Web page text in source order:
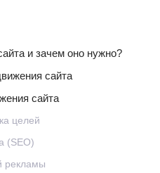
и зачем оно нужно?
сайта
сайта
целей
(SEO)
рекламы